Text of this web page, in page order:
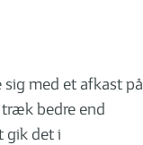
med et afkast på
bedre end
gik det i